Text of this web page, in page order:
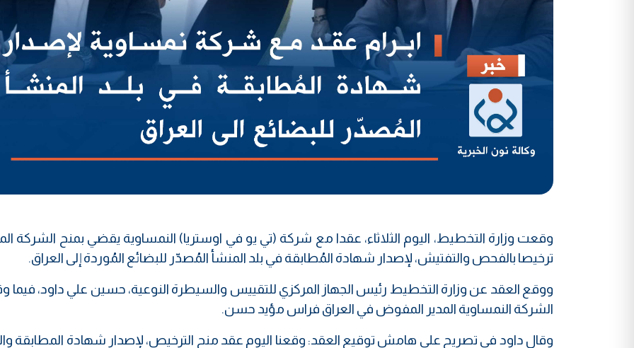
وقعت وزارة التخطيط، اليوم الثلاثاء، عقدا مع شركة (تي يو في اوستريا) النمساوية يقضي بمنح الشركة
ترخيصا بالفحص والتفتيش، لإصدار شهادة المُطابقة في بلد المنشأ المُصدّر للبضائع المُوردة إلى العراق.
ووقع العقد عن وزارة التخطيط رئيس الجهاز المركزي للتقييس والسيطرة النوعية، حسين علي داود، فيما
الشركة النمساوية المدير المفوض في العراق فراس مؤيد حسن.
وقال داود في تصريح على هامش توقيع العقد: وقعنا اليوم عقد منح الترخيص، لإصدار شهادة المطابقة